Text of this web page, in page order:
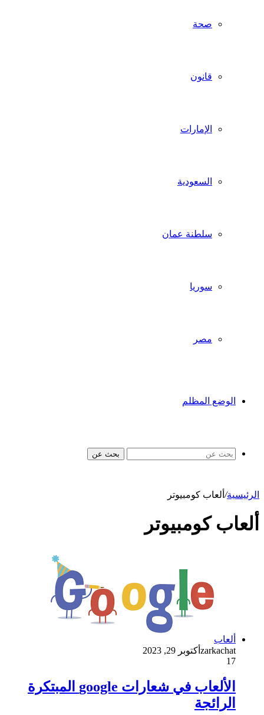
صحة
قانون
الإمارات
السعودية
سلطنة عمان
سوريا
مصر
الوضع المظلم
بحث عن
الرئيسية/ ألعاب كومبيوتر
ألعاب كومبيوتر
ألعاب
zarkachat أكتوبر 29, 2023
17
الألعاب في شعارات google المبتكرة
الرائجة